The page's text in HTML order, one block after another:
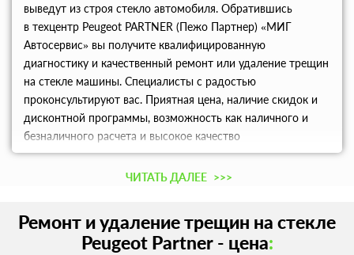
выведут из строя стекло автомобиля. Обратившись
в техцентр Peugeot PARTNER (Пежо Партнер) «МИГ
Автосервис» вы получите квалифицированную
диагностику и качественный ремонт или удаление трещин
на стекле машины. Специалисты с радостью
проконсультируют вас. Приятная цена, наличие скидок и
дисконтной программы, возможность как наличного и
безналичного расчета и высокое качество
предоставляемых услуг оставят у вас самое приятное
ЧИТАТЬ ДАЛЕЕ >>>
Ремонт и удаление трещин на стекле
Peugeot Partner - цена: